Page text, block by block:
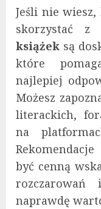
Jeśli nie
skorzystać z
książek są
które
najlepiej
Możesz
literackich,
na
być cenną
naprawdę